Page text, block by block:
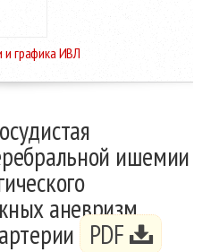
и графика ИВЛ
ишемии
аневризм
PDF